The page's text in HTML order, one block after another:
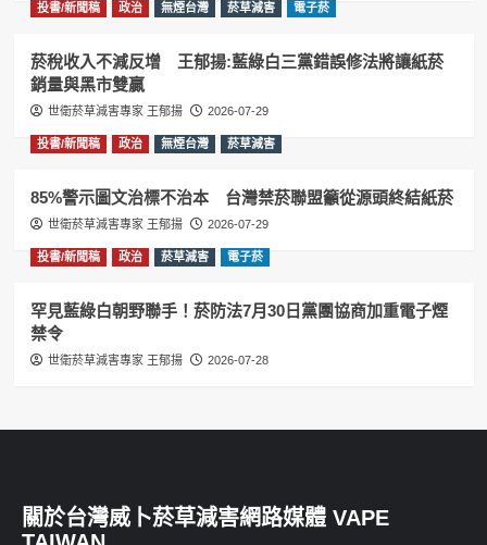
投書/新聞稿 政治 無煙台灣 菸草減害 電子菸
菸稅收入不減反增 王郁揚:藍綠白三黨錯誤修法將讓紙菸
銷量與黑市雙贏
世衛菸草減害專家 王郁揚 2026-07-29
投書/新聞稿 政治 無煙台灣 菸草減害
85%警示圖文治標不治本 台灣禁菸聯盟籲從源頭終結紙菸
世衛菸草減害專家 王郁揚 2026-07-29
投書/新聞稿 政治 菸草減害 電子菸
罕見藍綠白朝野聯手！菸防法7月30日黨團協商加重電子煙
禁令
世衛菸草減害專家 王郁揚 2026-07-28
關於台灣威卜菸草減害網路媒體 VAPE